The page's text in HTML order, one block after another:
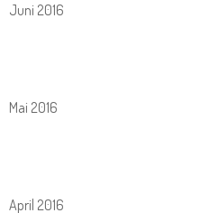
Juni 2016
Mai 2016
April 2016